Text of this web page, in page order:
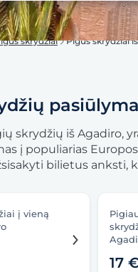
skrydžiai Pigūs skrydžiai
skrydžių iš Agadiro,
į populiarias
bilietus anksti,
į vieną
17